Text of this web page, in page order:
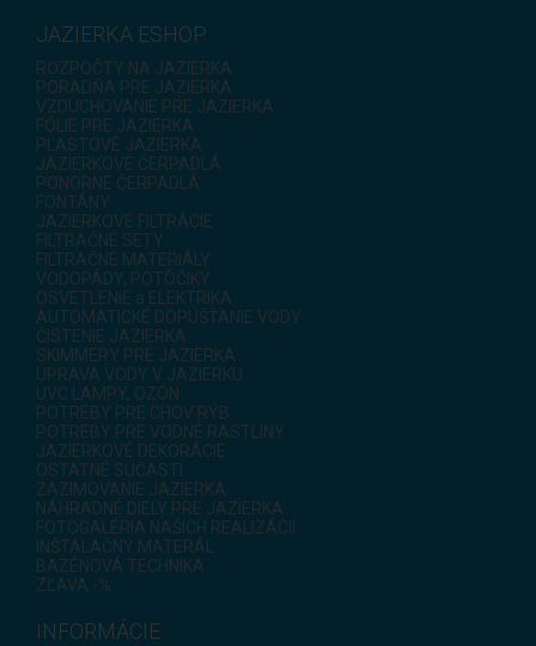
JAZIERKA ESHOP
ROZPOČTY NA JAZIERKA
PORADŇA PRE JAZIERKA
VZDUCHOVANIE PRE JAZIERKA
FÓLIE PRE JAZIERKA
PLASTOVÉ JAZIERKA
JAZIERKOVÉ ČERPADLÁ
PONORNÉ ČERPADLÁ
FONTÁNY
JAZIERKOVÉ FILTRÁCIE
FILTRAČNÉ SETY
FILTRAČNÉ MATERIÁLY
VODOPÁDY, POTÔČIKY
OSVETLENIE a ELEKTRIKA
AUTOMATICKÉ DOPÚŠŤANIE VODY
ČISTENIE JAZIERKA
SKIMMERY PRE JAZIERKA
ÚPRAVA VODY V JAZIERKU
UVC LAMPY, OZÓN
POTREBY PRE CHOV RÝB
POTREBY PRE VODNÉ RASTLINY
JAZIERKOVÉ DEKORÁCIE
OSTATNÉ SÚČASTI
ZAZIMOVANIE JAZIERKA
NÁHRADNÉ DIELY PRE JAZIERKA
FOTOGALÉRIA NAŠICH REALIZÁCIÍ
INŠTALAČNÝ MATERÁL
BAZÉNOVÁ TECHNIKA
ZĽAVA -%
INFORMÁCIE